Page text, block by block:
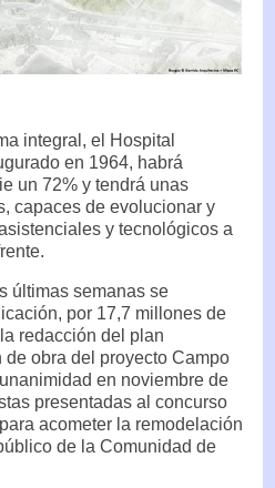
integral, el Hospital
en 1964, habrá
un 72% y tendrá unas
capaces de evolucionar y
y tecnológicos a
últimas semanas se
por 17,7 millones de
redacción del plan
obra del proyecto Campo
en noviembre de
presentadas al concurso
acometer la remodelación
de la Comunidad de